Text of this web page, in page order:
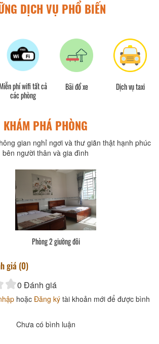
DỊCH VỤ PHỔ BIẾN
phí wifi tất cả
các phòng
Bãi đổ xe Dịch vụ taxi
KHÁM PHÁ PHÒNG
gian nghỉ ngơi và thư giãn thật hạnh phúc
bên người thân và gia đình
Phòng 2 giường đôi
giá (0)
0 Đánh giá
hoặc Đăng ký tài khoản mới để được bình
Chưa có bình luận